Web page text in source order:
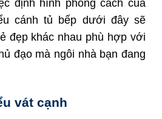
định hình phong cách của
cánh tủ bếp dưới đây sẽ
đẹp khác nhau phù hợp với
đạo mà ngôi nhà bạn đang
vát cạnh